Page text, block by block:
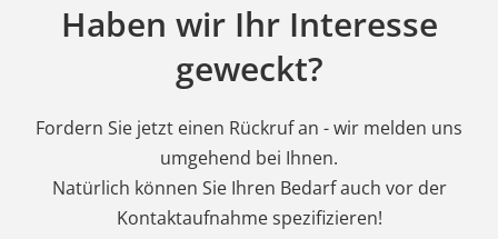
Haben wir Ihr Interesse
geweckt?
Fordern Sie jetzt einen Rückruf an - wir melden uns
umgehend bei Ihnen.
Natürlich können Sie Ihren Bedarf auch vor der
Kontaktaufnahme spezifizieren!